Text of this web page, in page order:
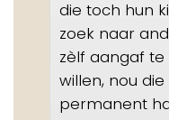
die toch hun
zoek naar
zèlf aangaf
willen, nou
permanent